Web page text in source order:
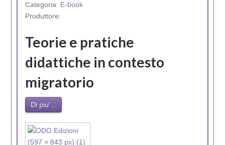
Categoria: E-book
Produttore:
Teorie e pratiche
didattiche in contesto
migratorio
Di piu'...